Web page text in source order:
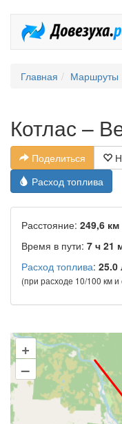
Главная Маршруты
Котлас –
Поделиться
Расход топлива
Расстояние: 249,6 км
Время в пути: 7 ч 21
Расход топлива: 25.0
(при расходе 10/100 км
+
–